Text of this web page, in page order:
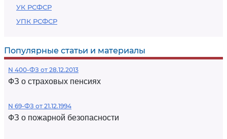
УК РСФСР
УПК РСФСР
Популярные статьи и материалы
N 400-ФЗ от 28.12.2013
ФЗ о страховых пенсиях
N 69-ФЗ от 21.12.1994
ФЗ о пожарной безопасности